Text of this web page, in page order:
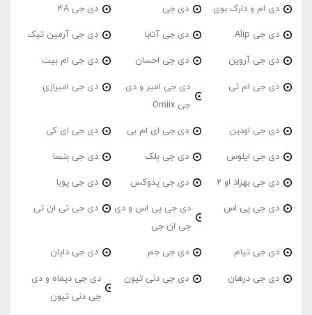
دی ام و دارک بوی دی جی دی جی 4A
دی جی Alip دی جی آتابا دی جی آرمین تیک
دی جی آروین دی جی احسان دی جی ام بیت
دی جی ام تی
دی جی امیر و دی
جی Omiix
دی جی امیرازی
دی جی اودین دی جی ای ام بی دی جی ای کی
دی جی ایلوس دی جی بلک دی جی بنسا
دی جی بهزاد او 2 دی جی پدوکس دی جی پوبا
دی جی پی اس
دی جی پی اس و دی
جی ان جی
دی جی تی ان تی
دی جی تیام دی جی جم دی جی دایان
دی جی درهان دی جی دنی تیون
دی جی دیماه و دی
جی دنی تیون